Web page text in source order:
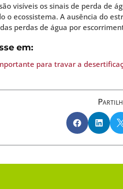
visíveis os sinais de perda de
o ecossistema. A ausência do
perdas de água por
em:
para travar a
 